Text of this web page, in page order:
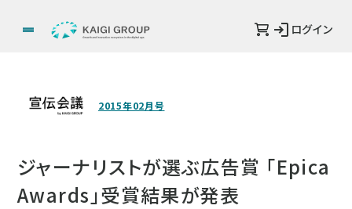
ログイン
2015年02月号
ジャーナリストが選ぶ広告賞 「Epica
Awards」受賞結果が発表